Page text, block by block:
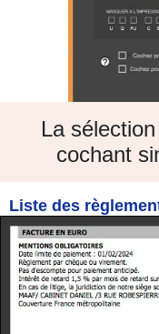
La
cochant
Liste des